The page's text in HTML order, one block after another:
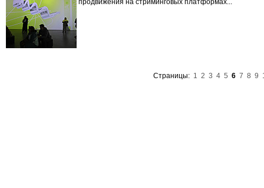
продвижения на стриминговых платформах...
Страницы: 1 2 3 4 5 6 7 8 9